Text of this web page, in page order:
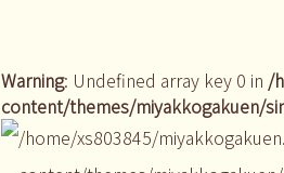
Warning: Undefined array key 0 in /
content/themes/miyakkogakuen/
/home/xs803845/